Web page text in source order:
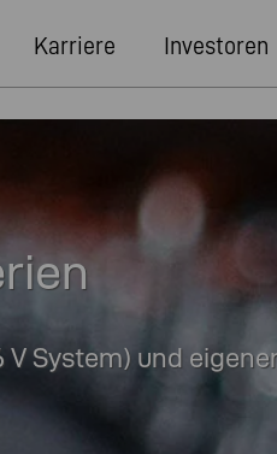
Karriere Investoren
System) und